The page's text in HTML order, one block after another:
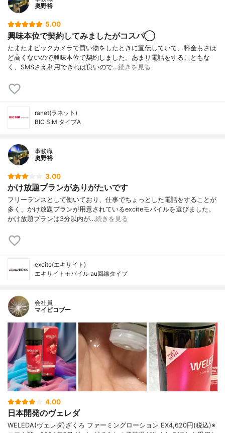
奥野裕
5.00
興味本位で契約してみましたがコスパ◯
たまたまビックカメラで買い物をしたときに宣伝していて、料金もさほ
ど高くないので興味本位で契約しました。あまり電話をすることもな
く、SMSさえ利用できれば良いので…続きを見る
ranet(ラネット)
BIC SIM タイプA
事務職
奥野裕
3.00
かけ放題プランがありがたいです
フリーランスとして働いており、仕事でちょっとした電話をすることが
多く、かけ放題プランが用意されているexciteモバイルを選びました。
かけ放題プランは3分以内が…続きを見る
excite(エキサイト)
エキサイトモバイル au回線タイプ
会社員
マイピコブー
4.00
日本開発のヴェレダ
WELEDA(ヴェレダ)ざくろ ファーミングローション EX4,620円(税込)※